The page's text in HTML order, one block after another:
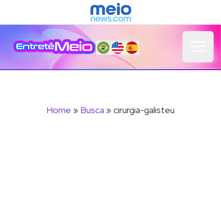
Home » Busca » cirurgia-galisteu